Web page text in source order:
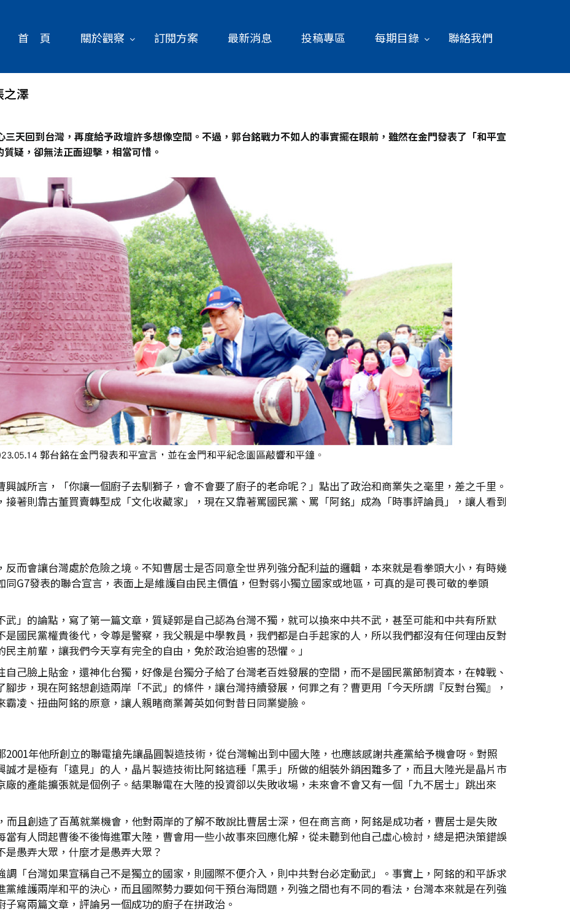
首 頁 關於觀察 訂閱方案 最新消息 投稿專區 每期目錄 聯絡我們
之澤
天回到台灣，再度給予政壇許多想像空間。不過，郭台銘戰力不如人的事實擺在眼前，雖然在金門發表了「和平宣
疑，卻無法正面迎擊，相當可惜。
誠所言，「你讓一個廚子去馴獅子，會不會要了廚子的老命呢？」點出了政治和商業失之毫里，差之千里。
著則靠古董買賣轉型成「文化收藏家」，現在又靠著罵國民黨、罵「阿銘」成為「時事評論員」，讓人看到
而會讓台灣處於危險之境。不知曹居士是否同意全世界列強分配利益的邏輯，本來就是看拳頭大小，有時幾
G7發表的聯合宣言，表面上是維護自由民主價值，但對弱小獨立國家或地區，可真的是可畏可敬的拳頭
」的論點，寫了第一篇文章，質疑郭是自己認為台灣不獨，就可以換來中共不武，甚至可能和中共有所默
國民黨權貴後代，令尊是警察，我父親是中學教員，我們都是白手起家的人，所以我們都沒有任何理由反對
主前輩，讓我們今天享有完全的自由，免於政治迫害的恐懼。」
己臉上貼金，還神化台獨，好像是台獨分子給了台灣老百姓發展的空間，而不是國民黨節制資本，在韓戰、
步，現在阿銘想創造兩岸「不武」的條件，讓台灣持續發展，何罪之有？曹更用「今天所謂『反對台獨』，
凌、扭曲阿銘的原意，讓人親睹商業菁英如何對昔日同業變臉。
年他所創立的聯電搶先讓晶圓製造技術，從台灣輸出到中國大陸，也應該感謝共產黨給予機會呀。對照
才是極有「遠見」的人，晶片製造技術比阿銘這種「黑手」所做的組裝外銷困難多了，而且大陸光是晶片市
的產能擴張就是個例子。結果聯電在大陸的投資卻以失敗收場，未來會不會又有一個「九不居士」跳出來
而且創造了百萬就業機會，他對兩岸的了解不敢說比曹居士深，但在商言商，阿銘是成功者，曹居士是失敗
有人問起曹後不後悔進軍大陸，曹會用一些小故事來回應化解，從未聽到他自己虛心檢討，總是把決策錯誤
愚弄大眾，什麼才是愚弄大眾？
「台灣如果宣稱自己不是獨立的國家，則國際不便介入，則中共對台必定動武」。事實上，阿銘的和平訴求
維護兩岸和平的決心，而且國際勢力要如何干預台海問題，列強之間也有不同的看法，台灣本來就是在列強
寫兩篇文章，評論另一個成功的廚子在拼政治。